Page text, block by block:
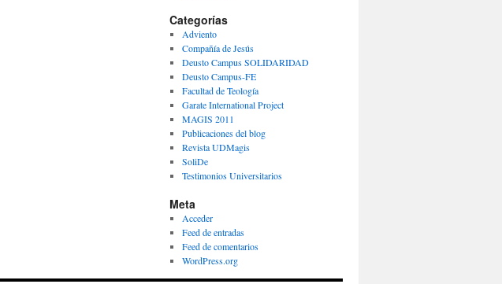
Categorías
Adviento
Compañía de Jesús
Deusto Campus SOLIDARIDAD
Deusto Campus-FE
Facultad de Teología
Garate International Project
MAGIS 2011
Publicaciones del blog
Revista UDMagis
SoliDe
Testimonios Universitarios
Meta
Acceder
Feed de entradas
Feed de comentarios
WordPress.org